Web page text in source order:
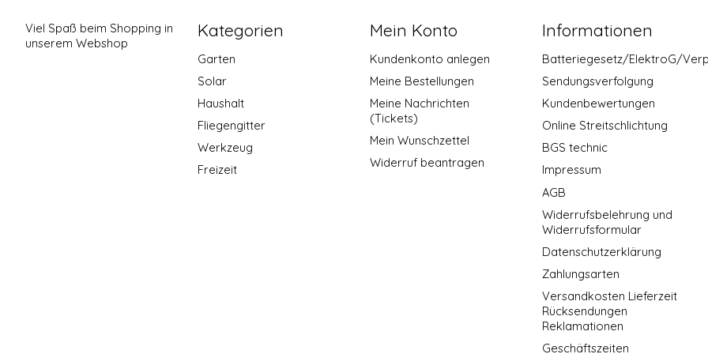
Viel Spaß beim Shopping in
unserem Webshop
Kategorien
Garten
Solar
Haushalt
Fliegengitter
Werkzeug
Freizeit
Mein Konto
Kundenkonto anlegen
Meine Bestellungen
Meine Nachrichten
(Tickets)
Mein Wunschzettel
Widerruf beantragen
Informationen
Batteriegesetz/ElektroG/
Sendungsverfolgung
Kundenbewertungen
Online Streitschlichtung
BGS technic
Impressum
AGB
Widerrufsbelehrung und
Widerrufsformular
Datenschutzerklärung
Zahlungsarten
Versandkosten Lieferzeit
Rücksendungen
Reklamationen
Geschäftszeiten